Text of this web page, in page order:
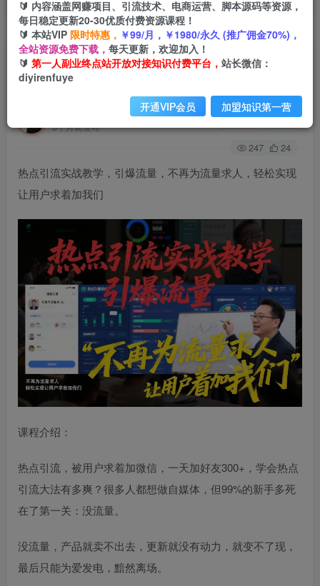
首页 创业课程 会员免费 正文
热点引流实战教学，引爆流量，不再为流量求人，
轻松实现让用户求着加我们
第一人副业终点站
6个月前发布
关注 私信
247 24
热点引流实战教学，引爆流量，不再为流量求人，轻松实现
让用户求着加我们
课程介绍：
热点引流，被用户求着加微信，一天加好友300+，学会热点
引流大法有多爽？很多人都想做自媒体，但99%的新手多死
在了第一关：没流量。
没流量，产品就卖不出去，更新就没有动力，就变不了现，
最后只能为爱发电，黯然离场。
🔰 内容涵盖网赚项目、引流技术、电商运营、脚本源码等资源，
每日稳定更新20-30优质付费资源课程！
🔰 本站VIP 限时特惠， ￥99/月，￥1980/永久 (推广佣金70%)，
全站资源免费下载， 每天更新，欢迎加入！
🔰 第一人副业终点站开放对接知识付费平台， 站长微信：
diyirenfuye
开通VIP会员 加盟知识第一营